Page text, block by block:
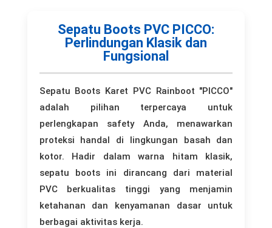
Sepatu Boots PVC PICCO:
Perlindungan Klasik dan
Fungsional
Sepatu Boots Karet PVC Rainboot "PICCO"
adalah pilihan terpercaya untuk
perlengkapan safety Anda, menawarkan
proteksi handal di lingkungan basah dan
kotor. Hadir dalam warna hitam klasik,
sepatu boots ini dirancang dari material
PVC berkualitas tinggi yang menjamin
ketahanan dan kenyamanan dasar untuk
berbagai aktivitas kerja.